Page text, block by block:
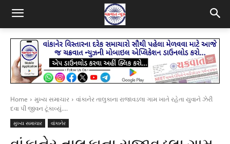
Home મુખ્ય સમાચાર
વાંકાનેર તાલુકાના રાજાવડલા ગામ ખાતે રહેતા યુવાને ઝેરી
દવા પી જીવન ટૂંકાવ્યું....
મુખ્ય સમાચાર વાંકાનેર